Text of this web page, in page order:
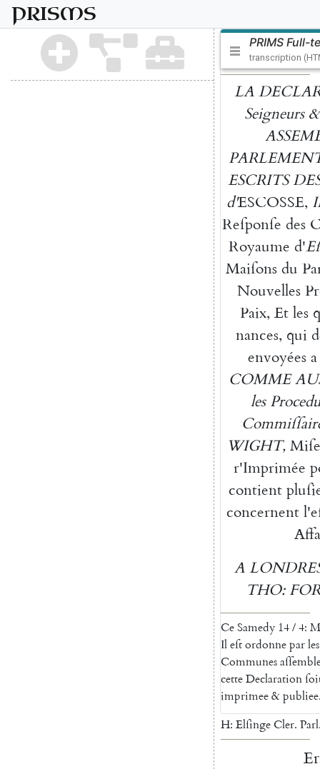
PRISMS
PRIMS Full-
transcription
LA
Seigneurs &
ESCRITS
d'ESCOSSE,
Reſponſe des
Royaume d'
Maiſons du
Nouvelles
Paix, Et les
nances, qui
envoyées a
COMME
les
WIGHT, Miſe
r'Imprimée
contient
concernent
A
THO:
CeSamedy 14/4:
Ileſtordonneparles
Communes
cetteDeclaration
imprimee&publiee
H: ElſingeCler.